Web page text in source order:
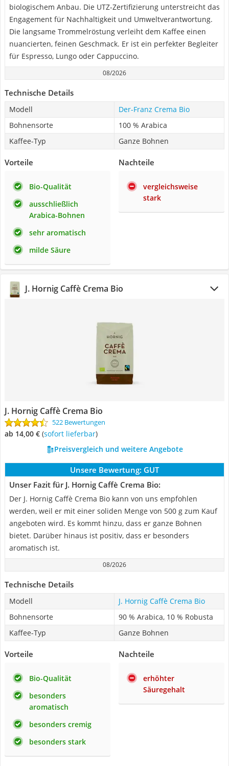
biologischem Anbau. Die UTZ-Zertifizierung unterstreicht das
Engagement für Nachhaltigkeit und Umweltverantwortung.
Die langsame Trommelröstung verleiht dem Kaffee einen
nuancierten, feinen Geschmack. Er ist ein perfekter Begleiter
für Espresso, Lungo oder Cappuccino.
08/2026
Technische Details
Modell
Der-Franz Crema Bio
Bohnensorte
100 % Arabica
Kaffee-Typ
Ganze Bohnen
Vorteile
Bio-Qualität
ausschließlich
Arabica-Bohnen
sehr aromatisch
milde Säure
Nachteile
vergleichsweise
stark
J. Hornig Caffè Crema Bio
J. Hornig Caffè Crema Bio
522 Bewertungen
ab 14,00 € ( Sofort lieferbar)
Preisvergleich und weitere Angebote
Unsere Bewertung: GUT
Unser Fazit für J. Hornig Caffè Crema Bio:
Der J. Hornig Caffè Crema Bio kann von uns empfohlen
werden, weil er mit einer soliden Menge von 500 g zum Kauf
angeboten wird. Es kommt hinzu, dass er ganze Bohnen
bietet. Darüber hinaus ist positiv, dass er besonders
aromatisch ist.
08/2026
Technische Details
Modell
J. Hornig Caffè Crema Bio
Bohnensorte
90 % Arabica, 10 % Robusta
Kaffee-Typ
Ganze Bohnen
Vorteile
Bio-Qualität
besonders
aromatisch
besonders cremig
besonders stark
Nachteile
erhöhter
Säuregehalt